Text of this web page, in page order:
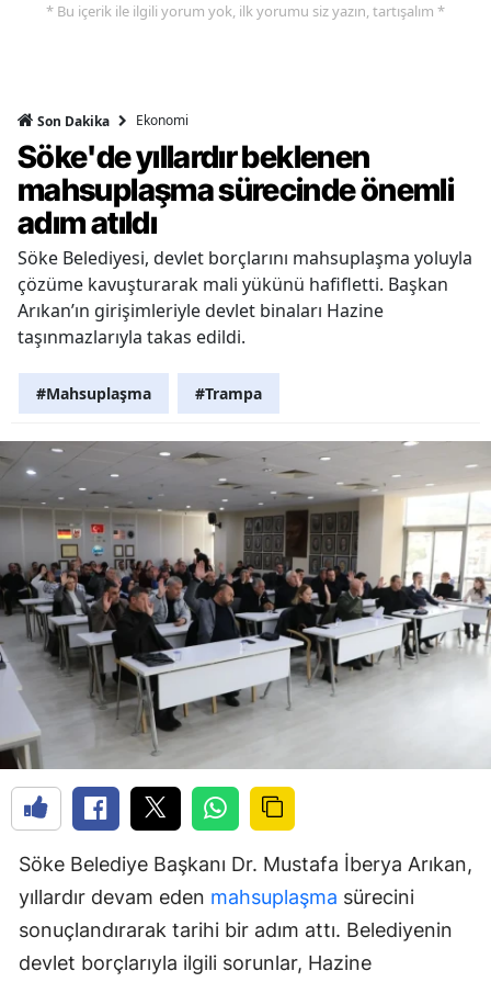
* Bu içerik ile ilgili yorum yok, ilk yorumu siz yazın, tartışalım *
Son Dakika Ekonomi
Söke'de yıllardır beklenen
mahsuplaşma sürecinde önemli
adım atıldı
Söke Belediyesi, devlet borçlarını mahsuplaşma yoluyla
çözüme kavuşturarak mali yükünü hafifletti. Başkan
Arıkan’ın girişimleriyle devlet binaları Hazine
taşınmazlarıyla takas edildi.
#Mahsuplaşma #Trampa
Söke Belediye Başkanı Dr. Mustafa İberya Arıkan,
yıllardır devam eden mahsuplaşma sürecini
sonuçlandırarak tarihi bir adım attı. Belediyenin
devlet borçlarıyla ilgili sorunlar, Hazine